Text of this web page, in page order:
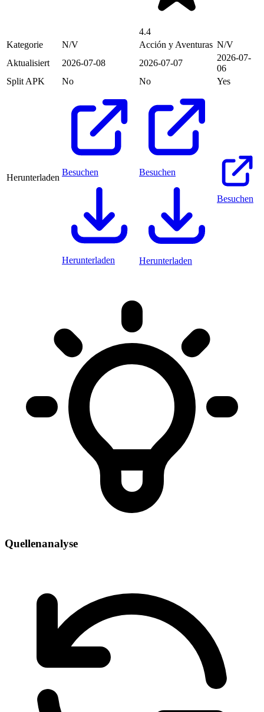
4.4
Kategorie N/V Acción y Aventuras N/V
Aktualisiert
2026-07-08 2026-07-07
2026-07-
06
Split APK
No No Yes
Herunterladen
Besuchen
Herunterladen
Besuchen
Herunterladen
Besuchen
Quellenanalyse